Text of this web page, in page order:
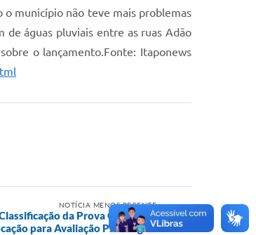
o município não teve mais problemas
de águas pluviais entre as ruas Adão
o lançamento.Fonte: Itaponews
NOTÍCIA MENOS RECENTE
da Prova Objetiva e
para Avaliação Psicológica